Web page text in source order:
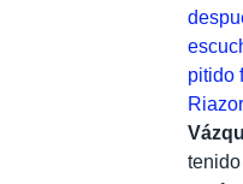
pitido
Riazor